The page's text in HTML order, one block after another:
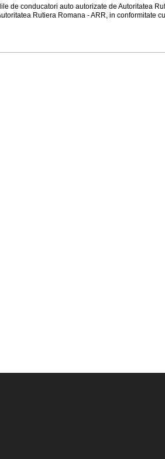
de conducatori auto autorizate de Autoritatea
Rutiera Romana - ARR, in conformitate